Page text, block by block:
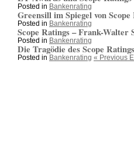
Posted in Bankenrating
Greensill im Spiegel von Scope
Posted in Bankenrating
Scope Ratings – Frank-
Posted in Bankenrating
Die Tragödie des Scope
Posted in Bankenrating « Previous